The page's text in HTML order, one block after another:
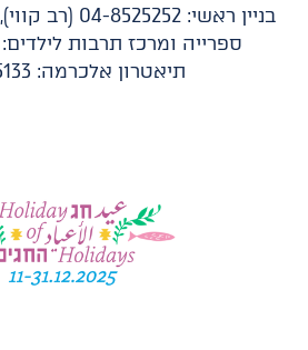
בניין ראשי: 04-8525252 (רב קווי), פקס: 04-8529166
ספרייה ומרכז תרבות לילדים: 04-8512444
תיאטרון אלכרמה: 04-8515133​